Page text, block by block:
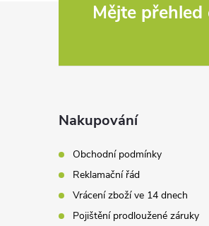
Mějte
Nakupování
Obchodní podmínky
Reklamační řád
Vrácení zboží ve 14 dnech
Pojištění prodloužené záruky